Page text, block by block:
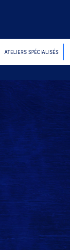
ATELIERS SPÉCIALISÉS